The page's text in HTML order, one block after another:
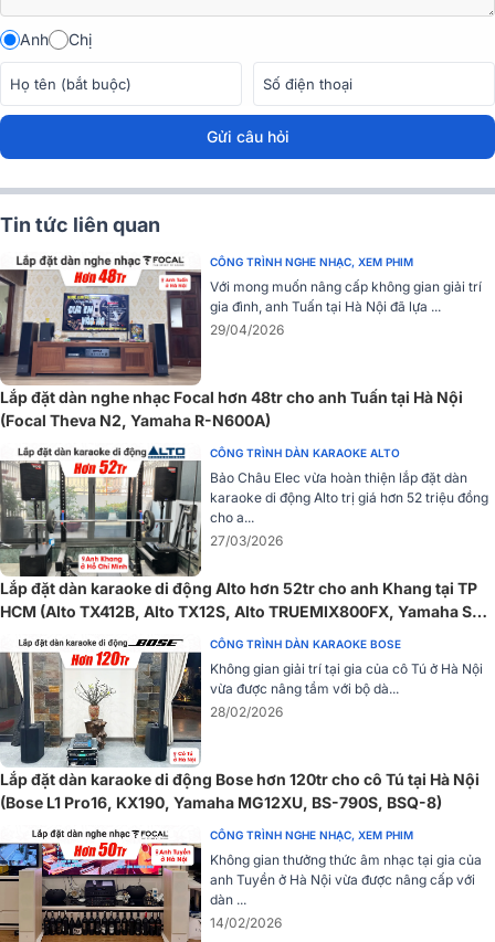
Anh Chị
Gửi câu hỏi
Tin tức liên quan
CÔNG TRÌNH NGHE NHẠC, XEM PHIM
Với mong muốn nâng cấp không gian giải trí
gia đình, anh Tuấn tại Hà Nội đã lựa ...
29/04/2026
Lắp đặt dàn nghe nhạc Focal hơn 48tr cho anh Tuấn tại Hà Nội
(Focal Theva N2, Yamaha R-N600A)
CÔNG TRÌNH DÀN KARAOKE ALTO
Bảo Châu Elec vừa hoàn thiện lắp đặt dàn
karaoke di động Alto trị giá hơn 52 triệu đồng
cho a...
27/03/2026
Lắp đặt dàn karaoke di động Alto hơn 52tr cho anh Khang tại TP
HCM (Alto TX412B, Alto TX12S, Alto TRUEMIX800FX, Yamaha SR-
X50A...)
CÔNG TRÌNH DÀN KARAOKE BOSE
Không gian giải trí tại gia của cô Tú ở Hà Nội
vừa được nâng tầm với bộ dà...
28/02/2026
Lắp đặt dàn karaoke di động Bose hơn 120tr cho cô Tú tại Hà Nội
(Bose L1 Pro16, KX190, Yamaha MG12XU, BS-790S, BSQ-8)
CÔNG TRÌNH NGHE NHẠC, XEM PHIM
Không gian thưởng thức âm nhạc tại gia của
anh Tuyền ở Hà Nội vừa được nâng cấp với
dàn ...
14/02/2026